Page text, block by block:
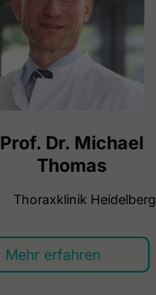
Prof. Dr. Michael
Thomas
Thoraxklinik Heidelberg
Mehr erfahren